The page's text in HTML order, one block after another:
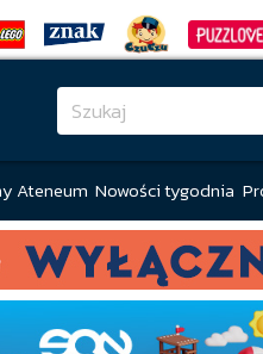
Ateneum Nowości tygodnia